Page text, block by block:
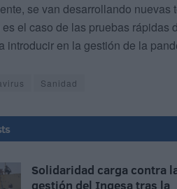
se van desarrollando
el caso de las pruebas
introducir en la gestión de la
Sanidad
Solidaridad carga contra
gestión del Ingesa tras la